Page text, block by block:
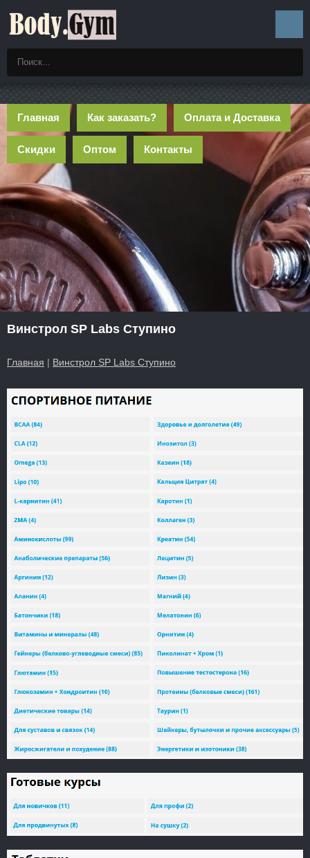
Главная Как заказать? Оплата и Доставка
Скидки Оптом Контакты
Винстрол SP Labs Ступино
Главная | Винстрол SP Labs Ступино